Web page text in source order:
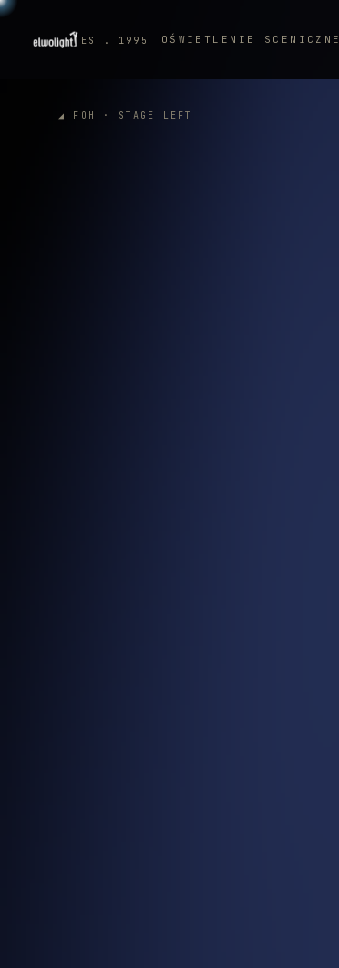
EST. 1995 OŚWIETLENIE SCENICZNE
◢ FOH · STAGE LEFT